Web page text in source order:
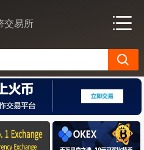
交易所